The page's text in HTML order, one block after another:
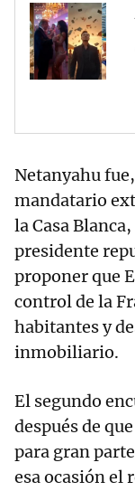
Netanyahu
mandatario
la Casa
presidente
proponer que
control de la
habitantes y
inmobiliario.
El segundo
después de
para gran
esa ocasión el